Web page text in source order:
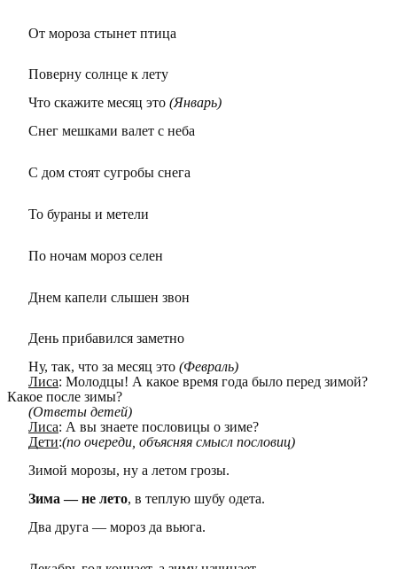
От мороза стынет птица
Поверну солнце к лету
Что скажите месяц это (Январь)
Снег мешками валет с неба
С дом стоят сугробы снега
То бураны и метели
По ночам мороз селен
Днем капели слышен звон
День прибавился заметно
Ну, так, что за месяц это (Февраль)
Лиса: Молодцы! А какое время года было перед зимой?
Какое после зимы?
(Ответы детей)
Лиса: А вы знаете пословицы о зиме?
Дети:(по очереди, объясняя смысл пословиц)
Зимой морозы, ну а летом грозы.
Зима — не лето, в теплую шубу одета.
Два друга — мороз да вьюга.